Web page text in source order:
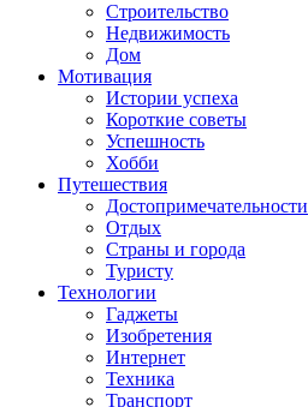
Строительство
Недвижимость
Дом
Мотивация
Истории успеха
Короткие советы
Успешность
Хобби
Путешествия
Достопримечательности
Отдых
Страны и города
Туристу
Технологии
Гаджеты
Изобретения
Интернет
Техника
Транспорт